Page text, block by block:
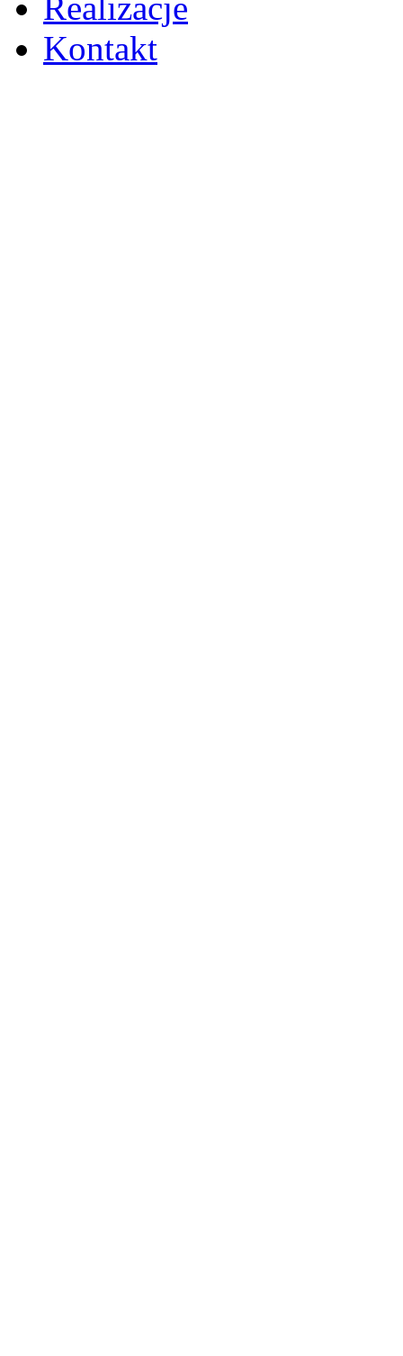
Kontakt